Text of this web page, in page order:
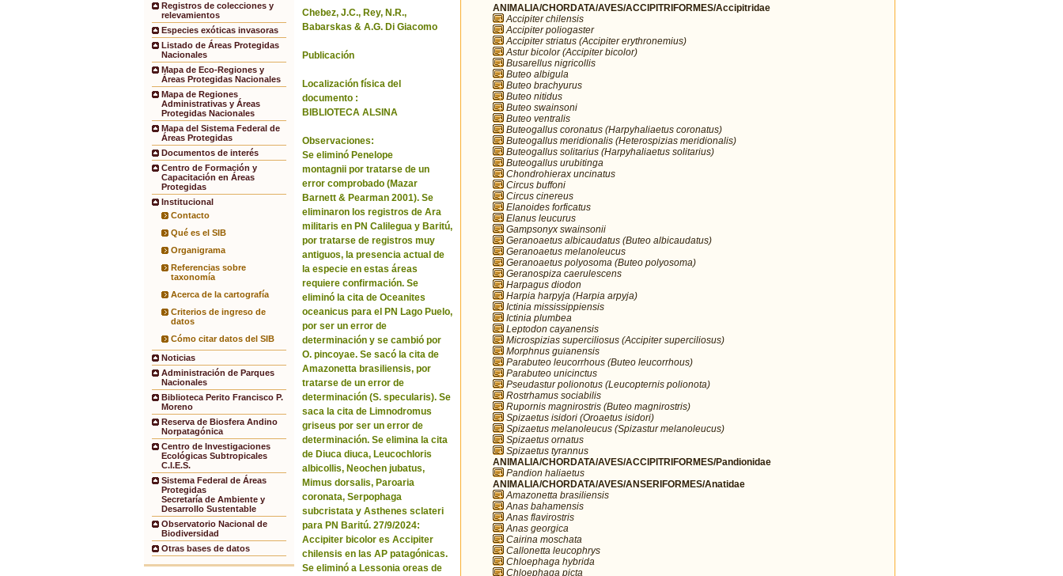
Registros de colecciones y
relevamientos
Especies exóticas invasoras
Listado de Áreas Protegidas
Nacionales
Mapa de Eco-Regiones y
Áreas Protegidas Nacionales
Mapa de Regiones
Administrativas y Áreas
Protegidas Nacionales
Mapa del Sistema Federal de
Áreas Protegidas
Documentos de interés
Centro de Formación y
Capacitación en Áreas
Protegidas
Institucional
Contacto
Qué es el SIB
Organigrama
Referencias sobre
taxonomía
Acerca de la cartografía
Criterios de ingreso de
datos
Cómo citar datos del SIB
Noticias
Administración de Parques
Nacionales
Biblioteca Perito Francisco P.
Moreno
Reserva de Biosfera Andino
Norpatagónica
Centro de Investigaciones
Ecológicas Subtropicales
C.I.E.S.
Sistema Federal de Áreas
Protegidas
Secretaría de Ambiente y
Desarrollo Sustentable
Observatorio Nacional de
Biodiversidad
Otras bases de datos
Chebez, J.C., Rey, N.R.,
Babarskas & A.G. Di Giacomo
Publicación
Localización física del
documento :
BIBLIOTECA ALSINA
Observaciones:
Se eliminó Penelope
montagnii por tratarse de un
error comprobado (Mazar
Barnett & Pearman 2001). Se
eliminaron los registros de Ara
militaris en PN Calilegua y Baritú,
por tratarse de registros muy
antiguos, la presencia actual de
la especie en estas áreas
requiere confirmación. Se
eliminó la cita de Oceanites
oceanicus para el PN Lago Puelo,
por ser un error de
determinación y se cambió por
O. pincoyae. Se sacó la cita de
Amazonetta brasiliensis, por
tratarse de un error de
determinación (S. specularis). Se
saca la cita de Limnodromus
griseus por ser un error de
determinación. Se elimina la cita
de Diuca diuca, Leucochloris
albicollis, Neochen jubatus,
Mimus dorsalis, Paroaria
coronata, Serpophaga
subcristata y Asthenes sclateri
para PN Baritú. 27/9/2024:
Accipiter bicolor es Accipiter
chilensis en las AP patagónicas.
Se eliminó a Lessonia oreas de
ANIMALIA/CHORDATA/AVES/ACCIPITRIFORMES/Accipitridae
Accipiter chilensis
Accipiter poliogaster
Accipiter striatus (Accipiter erythronemius)
Astur bicolor (Accipiter bicolor)
Busarellus nigricollis
Buteo albigula
Buteo brachyurus
Buteo nitidus
Buteo swainsoni
Buteo ventralis
Buteogallus coronatus (Harpyhaliaetus coronatus)
Buteogallus meridionalis (Heterospizias meridionalis)
Buteogallus solitarius (Harpyhaliaetus solitarius)
Buteogallus urubitinga
Chondrohierax uncinatus
Circus buffoni
Circus cinereus
Elanoides forficatus
Elanus leucurus
Gampsonyx swainsonii
Geranoaetus albicaudatus (Buteo albicaudatus)
Geranoaetus melanoleucus
Geranoaetus polyosoma (Buteo polyosoma)
Geranospiza caerulescens
Harpagus diodon
Harpia harpyja (Harpia arpyja)
Ictinia mississippiensis
Ictinia plumbea
Leptodon cayanensis
Microspizias superciliosus (Accipiter superciliosus)
Morphnus guianensis
Parabuteo leucorrhous (Buteo leucorrhous)
Parabuteo unicinctus
Pseudastur polionotus (Leucopternis polionota)
Rostrhamus sociabilis
Rupornis magnirostris (Buteo magnirostris)
Spizaetus isidori (Oroaetus isidori)
Spizaetus melanoleucus (Spizastur melanoleucus)
Spizaetus ornatus
Spizaetus tyrannus
ANIMALIA/CHORDATA/AVES/ACCIPITRIFORMES/Pandionidae
Pandion haliaetus
ANIMALIA/CHORDATA/AVES/ANSERIFORMES/Anatidae
Amazonetta brasiliensis
Anas bahamensis
Anas flavirostris
Anas georgica
Cairina moschata
Callonetta leucophrys
Chloephaga hybrida
Chloephaga picta